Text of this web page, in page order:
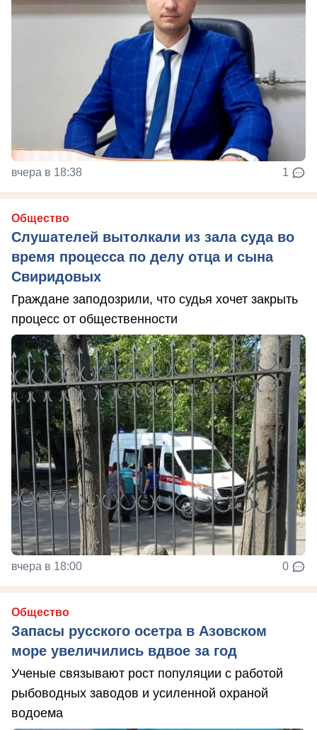
вчера в 18:38 1
Общество
Слушателей вытолкали из зала суда во
время процесса по делу отца и сына
Свиридовых
Граждане заподозрили, что судья хочет закрыть
процесс от общественности
вчера в 18:00 0
Общество
Запасы русского осетра в Азовском
море увеличились вдвое за год
Ученые связывают рост популяции с работой
рыбоводных заводов и усиленной охраной
водоема